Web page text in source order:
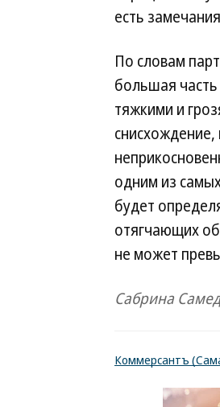
есть
По словам
большая
тяжкими и
одним из
будет
отягчающих
не может
Сабрина
Коммерсантъ